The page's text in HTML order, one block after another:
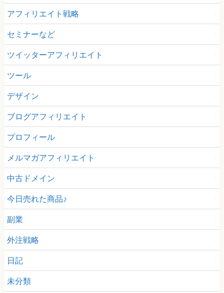
アフィリエイト戦略
セミナーなど
ツイッターアフィリエイト
ツール
デザイン
ブログアフィリエイト
プロフィール
メルマガアフィリエイト
中古ドメイン
今日売れた商品♪
副業
外注戦略
日記
未分類